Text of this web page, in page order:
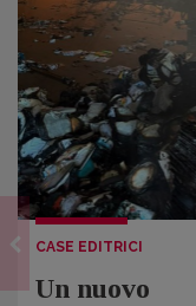
CASE EDITRICI
Un nuovo